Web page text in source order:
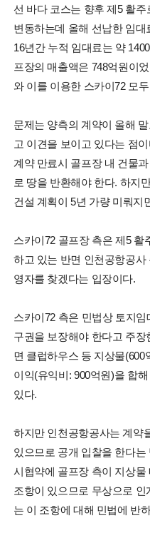
선 바다 코스는 향후 제5 활
변동하는데 올해 선납한 임대
16년간 누적 임대료는 약
프장의 매출액은 748억원이
와 이를 이용한 스카이72 모
문제는 양측의 계약이 올해
고 이견을 보이고 있다는 점
계약 만료시 골프장 내 건물
로 땅을 반환해야 한다. 하지
건설 계획이 5년 가량 미뤄지
스카이72 골프장 측은 제5 활
하고 있는 반면 인천공항공
영자를 찾겠다는 입장이다.
스카이72 측은 민법상 토지
구권을 보장해야 한다고 주
면 클럽하우스 등 지상물
이익(유익비: 900억원)을 합
있다.
하지만 인천공항공사는 계약
있으므로 공개 입찰을 한다는
시협약에 골프장 측이 지상
조항이 있으므로 무상으로
는 이 조항에 대해 민법에 반